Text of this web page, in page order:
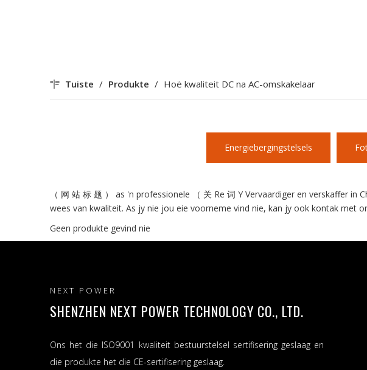
Tuiste / Produkte / Hoë kwaliteit DC na AC-omskakelaar
Energiebergingstelsels
（ 网 站 标 题 ） as 'n professionele （ 关 Re 词 Y Vervaardiger en verskaffer
wees van kwaliteit. As jy nie jou eie voorneme vind nie, kan jy ook kontak met
Geen produkte gevind nie
NEXT POWER
SHENZHEN NEXT POWER TECHNOLOGY CO., LTD.
Ons het die ISO9001 kwaliteit bestuurstelsel sertifisering geslaag en
die produkte het die CE-sertifisering geslaag.